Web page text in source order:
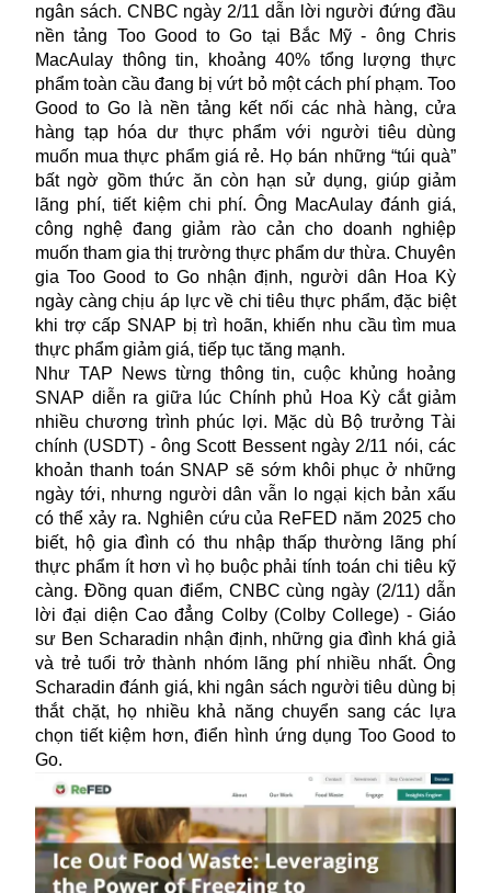
ngân sách. CNBC ngày 2/11 dẫn lời người đứng đầu
nền tảng Too Good to Go tại Bắc Mỹ - ông Chris
MacAulay thông tin, khoảng 40% tổng lượng thực
phẩm toàn cầu đang bị vứt bỏ một cách phí phạm. Too
Good to Go là nền tảng kết nối các nhà hàng, cửa
hàng tạp hóa dư thực phẩm với người tiêu dùng
muốn mua thực phẩm giá rẻ. Họ bán những “túi quà”
bất ngờ gồm thức ăn còn hạn sử dụng, giúp giảm
lãng phí, tiết kiệm chi phí. Ông MacAulay đánh giá,
công nghệ đang giảm rào cản cho doanh nghiệp
muốn tham gia thị trường thực phẩm dư thừa. Chuyên
gia Too Good to Go nhận định, người dân Hoa Kỳ
ngày càng chịu áp lực về chi tiêu thực phẩm, đặc biệt
khi trợ cấp SNAP bị trì hoãn, khiến nhu cầu tìm mua
thực phẩm giảm giá, tiếp tục tăng mạnh.
Như TAP News từng thông tin, cuộc khủng hoảng
SNAP diễn ra giữa lúc Chính phủ Hoa Kỳ cắt giảm
nhiều chương trình phúc lợi. Mặc dù Bộ trưởng Tài
chính (USDT) - ông Scott Bessent ngày 2/11 nói, các
khoản thanh toán SNAP sẽ sớm khôi phục ở những
ngày tới, nhưng người dân vẫn lo ngại kịch bản xấu
có thể xảy ra. Nghiên cứu của ReFED năm 2025 cho
biết, hộ gia đình có thu nhập thấp thường lãng phí
thực phẩm ít hơn vì họ buộc phải tính toán chi tiêu kỹ
càng. Đồng quan điểm, CNBC cùng ngày (2/11) dẫn
lời đại diện Cao đẳng Colby (Colby College) - Giáo
sư Ben Scharadin nhận định, những gia đình khá giả
và trẻ tuổi trở thành nhóm lãng phí nhiều nhất. Ông
Scharadin đánh giá, khi ngân sách người tiêu dùng bị
thắt chặt, họ nhiều khả năng chuyển sang các lựa
chọn tiết kiệm hơn, điển hình ứng dụng Too Good to
Go.